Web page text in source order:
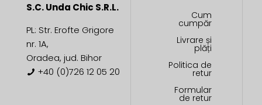
S.C. Unda Chic S.R.L.
PL: Str. Erofte Grigore
nr. 1A,
Oradea, jud. Bihor
+40 (0)726 12 05 20
Cum
cumpăr
Livrare și
plăți
Politica de
retur
Formular
de retur